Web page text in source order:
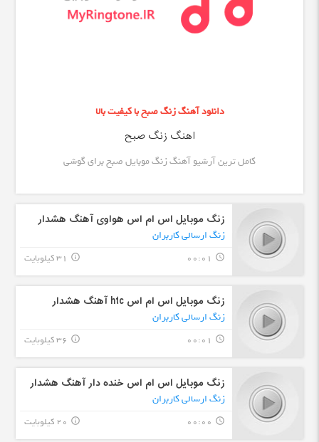
دانلود آهنگ زنگ صبح با کیفیت بالا
اهنگ زنگ صبح
کامل ترین آرشیو آهنگ زنگ موبایل صبح برای گوشی
زنگ موبایل اس ام اس هواوی آهنگ هشدار
زنگ ارسالی کاربران
query_builder
00:01 31 کیلوبایت info_outline
زنگ موبایل اس ام اس htc آهنگ هشدار
زنگ ارسالی کاربران
query_builder
00:01 36 کیلوبایت info_outline
زنگ موبایل اس ام اس خنده دار آهنگ هشدار
زنگ ارسالی کاربران
query_builder
00:00 20 کیلوبایت info_outline